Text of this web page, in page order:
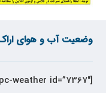
وضعیت آب و هوای
[wpc-weather id=”7367″/]